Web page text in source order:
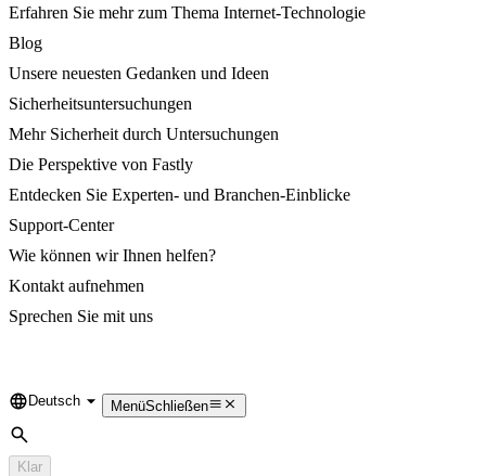
Erfahren Sie mehr zum Thema Internet-Technologie
Blog
Unsere neuesten Gedanken und Ideen
Sicherheitsuntersuchungen
Mehr Sicherheit durch Untersuchungen
Die Perspektive von Fastly
Entdecken Sie Experten- und Branchen-Einblicke
Support-Center
Wie können wir Ihnen helfen?
Kontakt aufnehmen
Sprechen Sie mit uns
Language
Deutsch MenüSchließen
Suche
Klar